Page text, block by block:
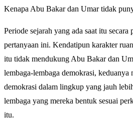
Kenapa Abu Bakar dan Umar tidak
Periode sejarah yang ada saat itu secara
pertanyaan ini. Kendatipun karakter
itu tidak mendukung Abu Bakar dan
lembaga-lembaga demokrasi, keduanya
demokrasi dalam lingkup yang jauh
lembaga yang mereka bentuk sesuai
itu.